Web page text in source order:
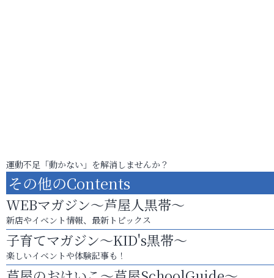
運動不足「動かない」を解消しませんか？
その他のContents
WEBマガジン～芦屋人黒帯～
新店やイベント情報、最新トピックス
子育てマガジン～KID's黒帯～
楽しいイベントや体験記事も！